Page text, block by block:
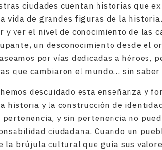
ciudades cuentan historias que
vida de grandes figuras de la
y ver el nivel de conocimiento de las
un desconocimiento desde el
por vías dedicadas a héroes,
que cambiaron el mundo… sin saber
descuidado esta enseñanza y
historia y la construcción de
pertenencia, y sin pertenencia no
ciudadana. Cuando un
la brújula cultural que guía sus